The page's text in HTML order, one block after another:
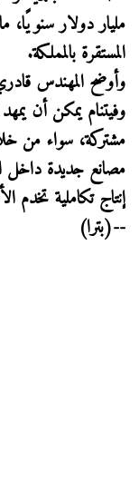
مليار دولار سنويًا،
المستقرة بالمملكة.
وأوضح المهندس
وفيتنام يمكن أن
مشتركة، سواء من
مصانع جديدة داخل
إنتاج تكاملية تخدم
--(بترا)